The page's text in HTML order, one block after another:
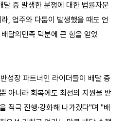
중 발생한 분쟁에 대한 법률자문
, 업주와 다툼이 발생했을 때도 언
달의민족 덕분에 큰 힘을 얻었
성장 파트너인 라이더들이 배달 중
아니라 회복에도 최선의 지원을 받
적극 진행·강화해 나가겠다"며 "배